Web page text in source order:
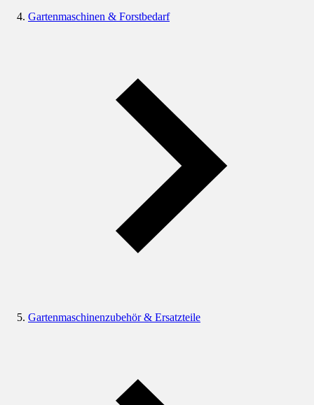
Gartenmaschinen & Forstbedarf
Gartenmaschinenzubehör & Ersatzteile